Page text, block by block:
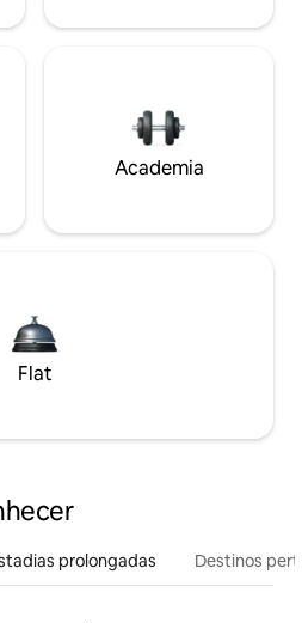
Academia
Flat
prolongadas Destinos